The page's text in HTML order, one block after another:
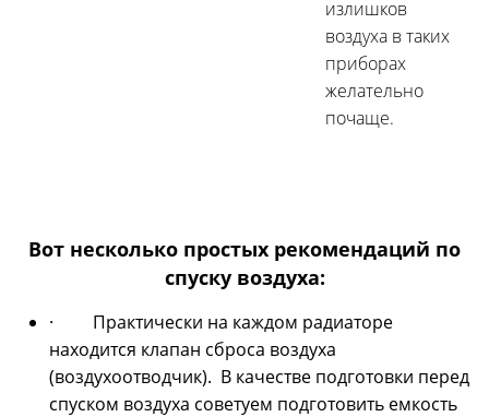
излишков
воздуха в таких
приборах
желательно
почаще.
Вот несколько простых рекомендаций по
спуску воздуха:
· Практически на каждом радиаторе
находится клапан сброса воздуха
(воздухоотводчик). В качестве подготовки перед
спуском воздуха советуем подготовить емкость